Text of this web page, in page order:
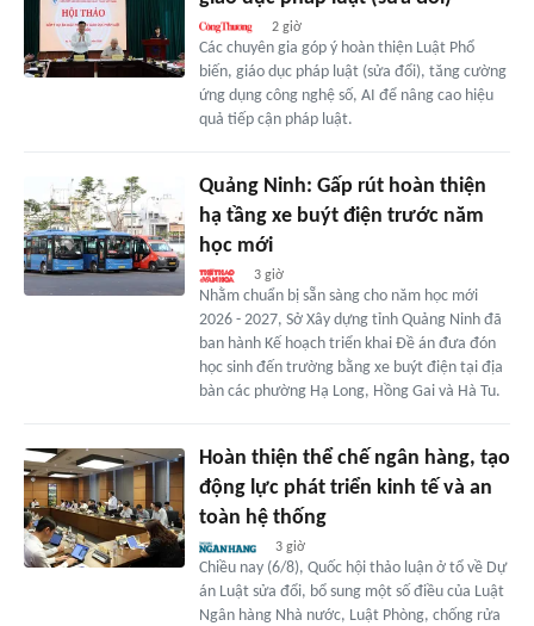
2 giờ
Các chuyên gia góp ý hoàn thiện Luật Phổ
biến, giáo dục pháp luật (sửa đổi), tăng cường
ứng dụng công nghệ số, AI để nâng cao hiệu
quả tiếp cận pháp luật.
Quảng Ninh: Gấp rút hoàn thiện
hạ tầng xe buýt điện trước năm
học mới
3 giờ
Nhằm chuẩn bị sẵn sàng cho năm học mới
2026 - 2027, Sở Xây dựng tỉnh Quảng Ninh đã
ban hành Kế hoạch triển khai Đề án đưa đón
học sinh đến trường bằng xe buýt điện tại địa
bàn các phường Hạ Long, Hồng Gai và Hà Tu.
Hoàn thiện thể chế ngân hàng, tạo
động lực phát triển kinh tế và an
toàn hệ thống
3 giờ
Chiều nay (6/8), Quốc hội thảo luận ở tổ về Dự
án Luật sửa đổi, bổ sung một số điều của Luật
Ngân hàng Nhà nước, Luật Phòng, chống rửa